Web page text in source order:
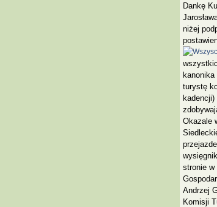
Dankę
niżej
kanonika
turystę
kadencji)
Okazale
stronie
Andrzej
Komisji